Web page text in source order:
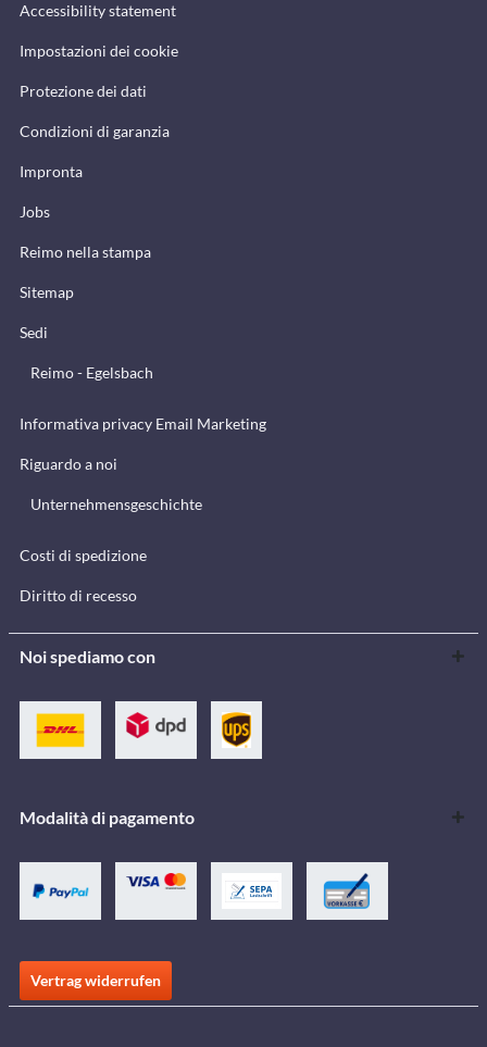
Accessibility statement
Impostazioni dei cookie
Protezione dei dati
Condizioni di garanzia
Impronta
Jobs
Reimo nella stampa
Sitemap
Sedi
Reimo - Egelsbach
Informativa privacy Email Marketing
Riguardo a noi
Unternehmensgeschichte
Costi di spedizione
Diritto di recesso
Noi spediamo con
Modalità di pagamento
Vertrag widerrufen